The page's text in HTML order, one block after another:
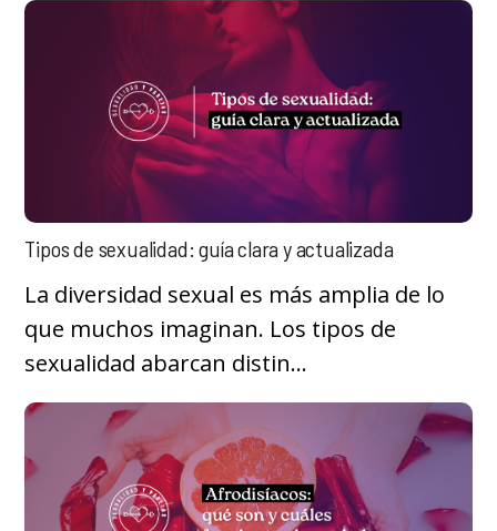
Tipos de sexualidad: guía clara y actualizada
La diversidad sexual es más amplia de lo
que muchos imaginan. Los tipos de
sexualidad abarcan distin...